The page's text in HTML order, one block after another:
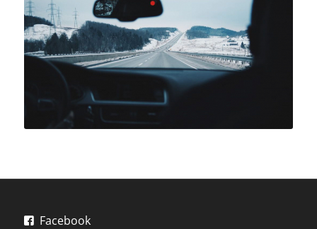
Facebook